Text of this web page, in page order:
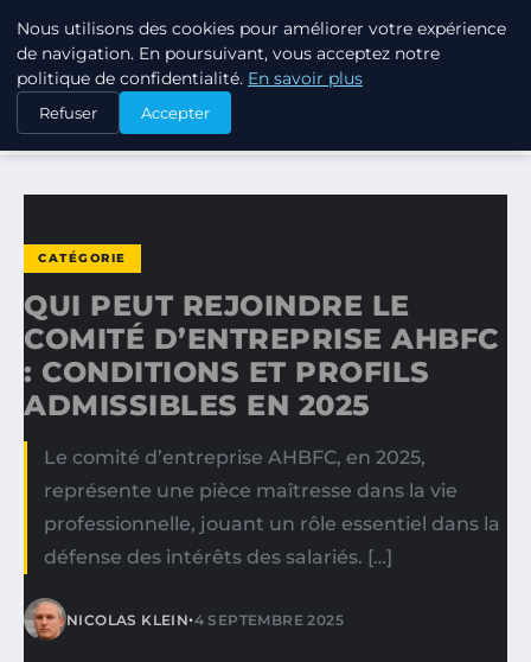
TUEZ-LES TOUS
ACCUEIL
CATÉGORIE
QUI PEUT REJOINDRE LE COMITÉ D’ENTREPRISE AHBFC…
CATÉGORIE
QUI PEUT REJOINDRE LE
COMITÉ D’ENTREPRISE AHBFC
: CONDITIONS ET PROFILS
ADMISSIBLES EN 2025
Le comité d’entreprise AHBFC, en 2025,
représente une pièce maîtresse dans la vie
professionnelle, jouant un rôle essentiel dans la
défense des intérêts des salariés. […]
NICOLAS KLEIN•4 SEPTEMBRE 2025
Nous utilisons des cookies pour améliorer votre expérience
de navigation. En poursuivant, vous acceptez notre
politique de confidentialité. En savoir plus
Refuser Accepter